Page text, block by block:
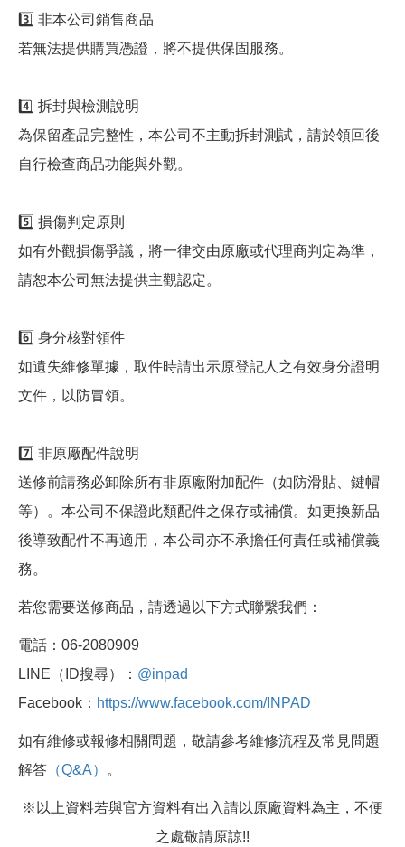
3️⃣ 非本公司銷售商品
若無法提供購買憑證，將不提供保固服務。
4️⃣ 拆封與檢測說明
為保留產品完整性，本公司不主動拆封測試，請於領回後
自行檢查商品功能與外觀。
5️⃣ 損傷判定原則
如有外觀損傷爭議，將一律交由原廠或代理商判定為準，
請恕本公司無法提供主觀認定。
6️⃣ 身分核對領件
如遺失維修單據，取件時請出示原登記人之有效身分證明
文件，以防冒領。
7️⃣ 非原廠配件說明
送修前請務必卸除所有非原廠附加配件（如防滑貼、鍵帽
等）。本公司不保證此類配件之保存或補償。如更換新品
後導致配件不再適用，本公司亦不承擔任何責任或補償義
務。
若您需要送修商品，請透過以下方式聯繫我們：
電話：06-2080909
LINE（ID搜尋）： @inpad
Facebook： https://www.facebook.com/INPAD
如有維修或報修相關問題，敬請參考維修流程及常見問題
解答 （Q&A） 。
※以上資料若與官方資料有出入請以原廠資料為主，不便
之處敬請原諒!!